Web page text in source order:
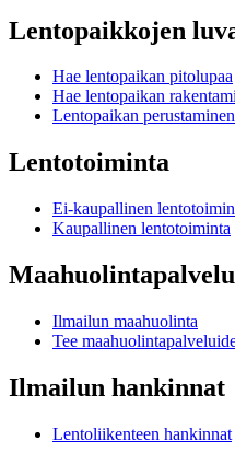
Lentopaikkojen
Hae lentopaikan pitolupaa
Hae lentopaikan
Lentopaikan perustaminen
Lentotoiminta
Ei-kaupallinen
Kaupallinen lentotoiminta
Ilmailun maahuolinta
Tee
Ilmailun hankinnat
Lentoliikenteen hankinnat